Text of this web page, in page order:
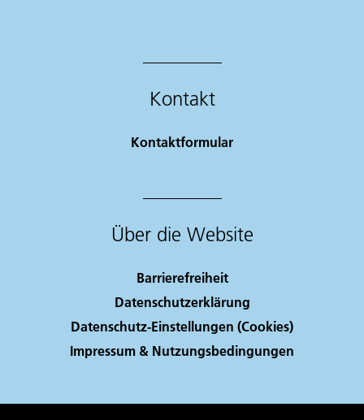
Kontakt
Kontaktformular
Über die Website
Barrierefreiheit
Datenschutzerklärung
Datenschutz-Einstellungen (Cookies)
Impressum & Nutzungsbedingungen